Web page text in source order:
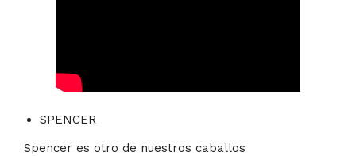
SPENCER
Spencer es otro de nuestros caballos